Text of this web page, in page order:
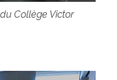
Collège Victor